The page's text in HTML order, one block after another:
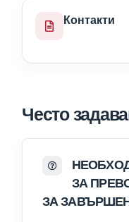
Контакти
Често
ЗА
ЗА